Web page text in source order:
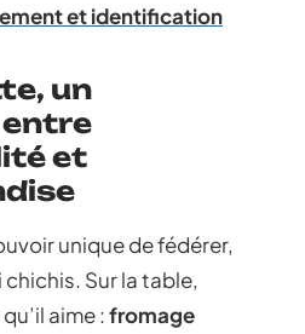
et identification
un
et
unique de fédérer,
Sur la table,
aime : fromage